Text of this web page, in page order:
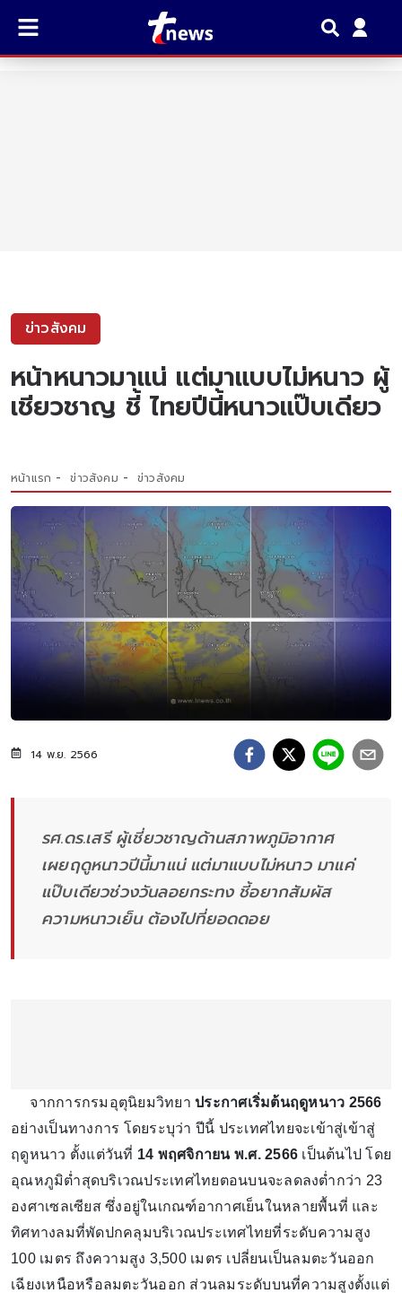
ข่าวสังคม
หน้าหนาวมาแน่ แต่มาแบบไม่หนาว ผู้
เชียวชาญ ชี้ ไทยปีนี้หนาวแป๊บเดียว
หน้าแรก ข่าวสังคม ข่าวสังคม
14 พ.ย. 2566
รศ.ดร.เสรี ผู้เชี่ยวชาญด้านสภาพภูมิอากาศ
เผยฤดูหนาวปีนี้มาแน่ แต่มาแบบไม่หนาว มาแค่
แป๊บเดียวช่วงวันลอยกระทง ชี้อยากสัมผัส
ความหนาวเย็น ต้องไปที่ยอดดอย
จากการกรมอุตุนิยมวิทยา ประกาศเริ่มต้นฤดูหนาว 2566
อย่างเป็นทางการ โดยระบุว่า ปีนี้ ประเทศไทยจะเข้าสู่เข้าสู่
ฤดูหนาว ตั้งแต่วันที่ 14 พฤศจิกายน พ.ศ. 2566 เป็นต้นไป โดย
อุณหภูมิต่ำสุดบริเวณประเทศไทยตอนบนจะลดลงต่ำกว่า 23
องศาเซลเซียส ซึ่งอยู่ในเกณฑ์อากาศเย็นในหลายพื้นที่ และ
ทิศทางลมที่พัดปกคลุมบริเวณประเทศไทยที่ระดับความสูง
100 เมตร ถึงความสูง 3,500 เมตร เปลี่ยนเป็นลมตะวันออก
เฉียงเหนือหรือลมตะวันออก ส่วนลมระดับบนที่ความสูงตั้งแต่